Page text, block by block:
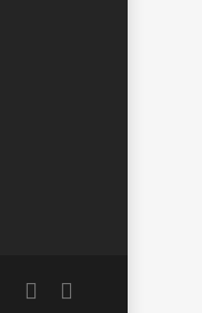
facebookinstagram